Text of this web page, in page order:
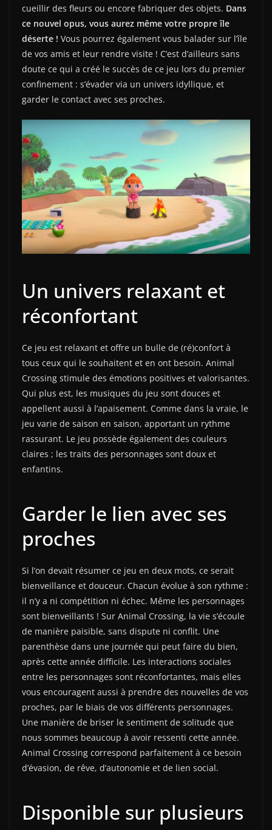
cueillir des fleurs ou encore fabriquer des objets. Dans
ce nouvel opus, vous aurez même votre propre île
déserte ! Vous pourrez également vous balader sur l’île
de vos amis et leur rendre visite ! C’est d’ailleurs sans
doute ce qui a créé le succès de ce jeu lors du premier
confinement : s’évader via un univers idyllique, et
garder le contact avec ses proches.
Un univers relaxant et
réconfortant
Ce jeu est relaxant et offre un bulle de (ré)confort à
tous ceux qui le souhaitent et en ont besoin. Animal
Crossing stimule des émotions positives et valorisantes.
Qui plus est, les musiques du jeu sont douces et
appellent aussi à l’apaisement. Comme dans la vraie, le
jeu varie de saison en saison, apportant un rythme
rassurant. Le jeu possède également des couleurs
claires ; les traits des personnages sont doux et
enfantins.
Garder le lien avec ses
proches
Si l’on devait résumer ce jeu en deux mots, ce serait
bienveillance et douceur. Chacun évolue à son rythme :
il n’y a ni compétition ni échec. Même les personnages
sont bienveillants ! Sur Animal Crossing, la vie s’écoule
de manière paisible, sans dispute ni conflit. Une
parenthèse dans une journée qui peut faire du bien,
après cette année difficile. Les interactions sociales
entre les personnages sont réconfortantes, mais elles
vous encouragent aussi à prendre des nouvelles de vos
proches, par le biais de vos différents personnages.
Une manière de briser le sentiment de solitude que
nous sommes beaucoup à avoir ressenti cette année.
Animal Crossing correspond parfaitement à ce besoin
d’évasion, de rêve, d’autonomie et de lien social.
Disponible sur plusieurs